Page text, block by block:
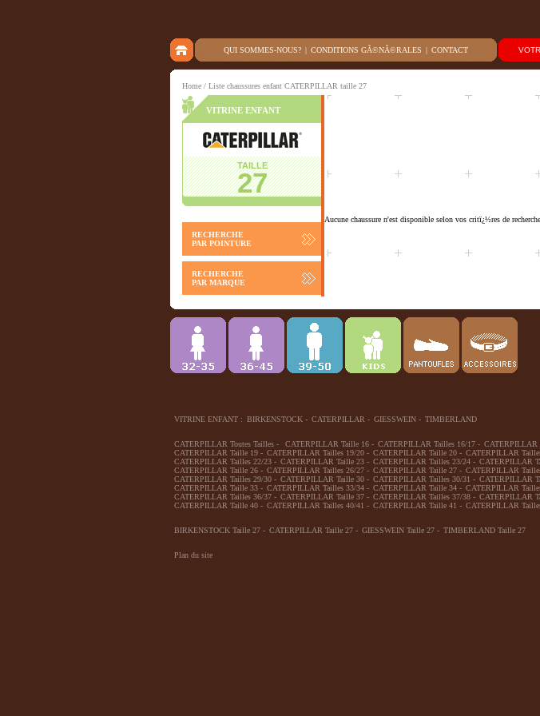
QUI SOMMES-NOUS? | CONDITIONS GÃ©NÃ©RALES | CONTACT
Home / Liste chaussures enfant CATERPILLAR taille 27
VITRINE ENFANT
TAILLE
27
RECHERCHE
PAR POINTURE
RECHERCHE
PAR MARQUE
Aucune chaussure n'est disponible selon vos critï¿½res de recherche
VITRINE ENFANT : BIRKENSTOCK - CATERPILLAR - GIESSWEIN - TIMBERLAND
CATERPILLAR Toutes Tailles - CATERPILLAR Taille 16 - CATERPILLAR Tailles 16/17 - CATERPILLAR
CATERPILLAR Taille 19 - CATERPILLAR Tailles 19/20 - CATERPILLAR Taille 20 - CATERPILLAR
CATERPILLAR Tailles 22/23 - CATERPILLAR Taille 23 - CATERPILLAR Tailles 23/24 - CATERPILLAR
CATERPILLAR Taille 26 - CATERPILLAR Tailles 26/27 - CATERPILLAR Taille 27 - CATERPILLAR
CATERPILLAR Tailles 29/30 - CATERPILLAR Taille 30 - CATERPILLAR Tailles 30/31 - CATERPILLAR
CATERPILLAR Taille 33 - CATERPILLAR Tailles 33/34 - CATERPILLAR Taille 34 - CATERPILLAR
CATERPILLAR Tailles 36/37 - CATERPILLAR Taille 37 - CATERPILLAR Tailles 37/38 - CATERPILLAR
CATERPILLAR Taille 40 - CATERPILLAR Tailles 40/41 - CATERPILLAR Taille 41 - CATERPILLAR
BIRKENSTOCK Taille 27 - CATERPILLAR Taille 27 - GIESSWEIN Taille 27 - TIMBERLAND Taille 27
Plan du site